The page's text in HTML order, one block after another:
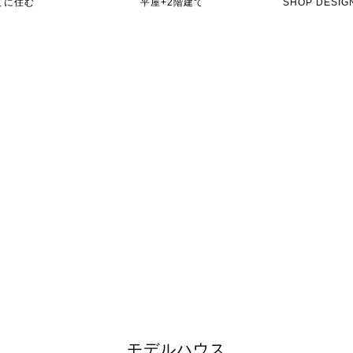
に住む 平屋+2階建て SHOP
モデルハウス